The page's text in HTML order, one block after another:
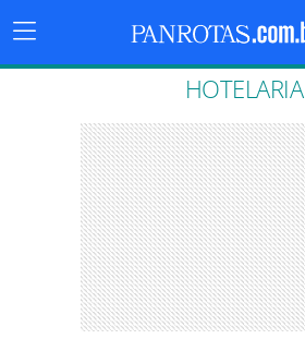
Menu
Principal
HOTELARIA